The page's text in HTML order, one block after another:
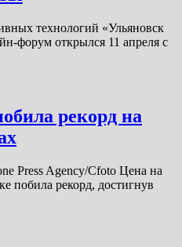
технологий «Ульяновск
форум открылся 11 апреля с
рекорд на
Press Agency/Cfoto Цена на
побила рекорд, достигнув